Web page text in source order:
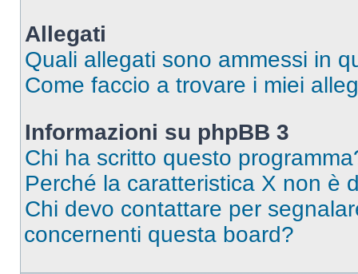
Allegati
Quali allegati sono ammessi in
Come faccio a trovare i miei
Informazioni su phpBB 3
Chi ha scritto questo
Perché la caratteristica X non è
Chi devo contattare per
concernenti questa board?